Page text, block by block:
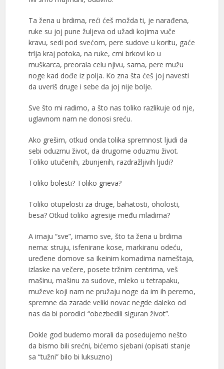
Ta žena u brdima, reći ćeš možda ti, je narađena,
ruke su joj pune žuljeva od užadi kojima vuče
kravu, sedi pod svećom, pere sudove u koritu, gaće
trlja kraj potoka, na ruke, crni brkovi ko u
muškarca, preorala celu njivu, sama, pere mužu
noge kad dođe iz polja. Ko zna šta ćeš joj navesti
da uveriš druge i sebe da joj nije bolje.
Sve što mi radimo, a što nas toliko razlikuje od nje,
uglavnom nam ne donosi sreću.
Ako grešim, otkud onda tolika spremnost ljudi da
sebi oduzmu život, da drugome oduzmu život.
Toliko utučenih, zbunjenih, razdražljivih ljudi?
Toliko bolesti? Toliko gneva?
Toliko otupelosti za druge, bahatosti, oholosti,
besa? Otkud toliko agresije među mladima?
A imaju “sve”, imamo sve, što ta žena u brdima
nema: struju, isfenirane kose, markiranu odeću,
uređene domove sa Ikeinim komadima nameštaja,
izlaske na večere, posete tržnim centrima, veš
mašinu, mašinu za sudove, mleko u tetrapaku,
muževe koji nam ne pružaju noge da im ih peremo,
spremne da zarade veliki novac negde daleko od
nas da bi porodici “obezbedili siguran život”.
Dokle god budemo morali da posedujemo nešto
da bismo bili srećni, bićemo sjebani (opisati stanje
sa “tužni” bilo bi luksuzno)